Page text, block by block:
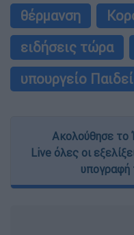
θέρμανση
ειδήσεις τώρα
υπουργείο
Ακολούθησε το
Live όλες οι
υπογραφή